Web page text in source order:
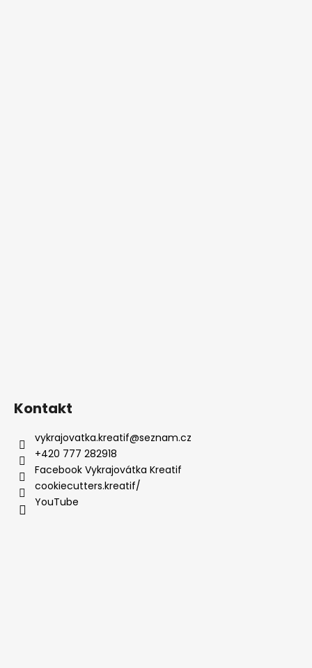
Kontakt
vykrajovatka.kreatif@seznam.cz
+420 777 282918
Facebook Vykrajovátka Kreatif
cookiecutters.kreatif/
YouTube